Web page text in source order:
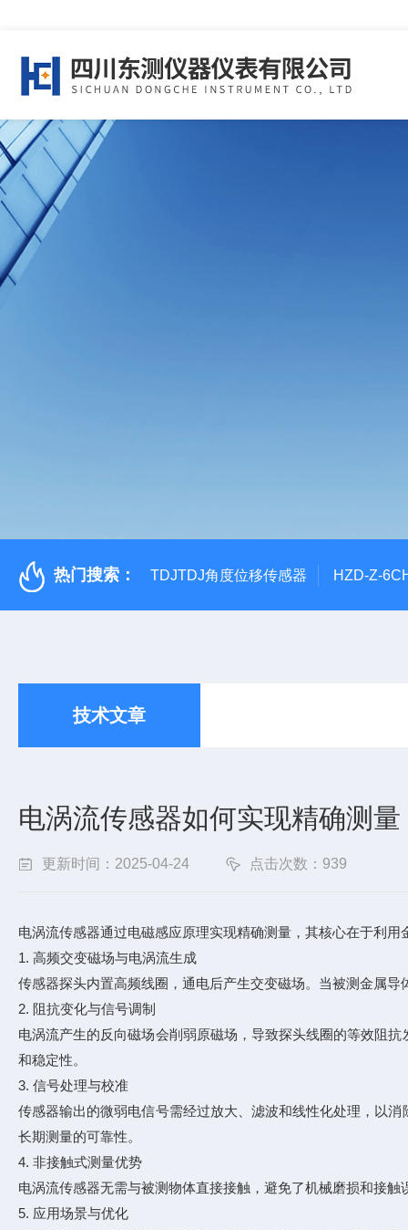
热门搜索： TDJTDJ角度位移传感器 HZD-Z-
技术文章
电涡流传感器如何实现精确测量
更新时间：2025-04-24 点击次数：939
电涡流传感器通过电磁感应原理实现精确测量，其核心在于利
1. 高频交变磁场与电涡流生成
传感器探头内置高频线圈，通电后产生交变磁场。当被测金属
2. 阻抗变化与信号调制
电涡流产生的反向磁场会削弱原磁场，导致探头线圈的等效阻
和稳定性。
3. 信号处理与校准
传感器输出的微弱电信号需经过放大、滤波和线性化处理，以
长期测量的可靠性。
4. 非接触式测量优势
电涡流传感器无需与被测物体直接接触，避免了机械磨损和接
5. 应用场景与优化